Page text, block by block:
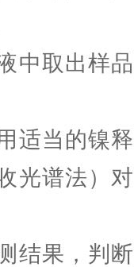
中取出样
适当的镍
光谱法）
结果，判